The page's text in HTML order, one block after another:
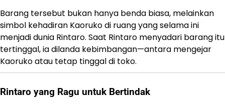
Barang tersebut bukan hanya benda biasa, melainkan
simbol kehadiran Kaoruko di ruang yang selama ini
menjadi dunia Rintaro. Saat Rintaro menyadari barang itu
tertinggal, ia dilanda kebimbangan—antara mengejar
Kaoruko atau tetap tinggal di toko.
Rintaro yang Ragu untuk Bertindak